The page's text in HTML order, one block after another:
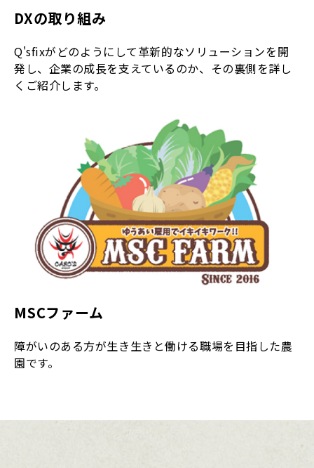
DXの取り組み
Q'sfixがどのようにして革新的なソリューションを開
発し、企業の成長を支えているのか、その裏側を詳し
くご紹介します。
MSCファーム
障がいのある方が生き生きと働ける職場を目指した農
園です。